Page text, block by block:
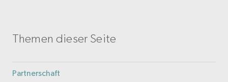
Themen dieser Seite
Partnerschaft